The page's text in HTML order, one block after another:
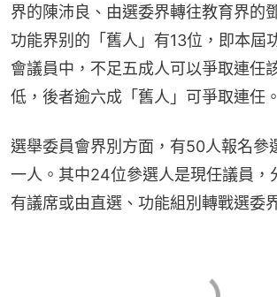
界的陳沛良、由選委界轉往教育界的
功能界别的「舊人」有13位，即本屆
會議員中，不足五成人可以爭取連任
低，後者逾六成「舊人」可爭取連任。
選舉委員會界別方面，有50人報名參
一人。其中24位參選人是現任議員，
有議席或由直選、功能組別轉戰選委